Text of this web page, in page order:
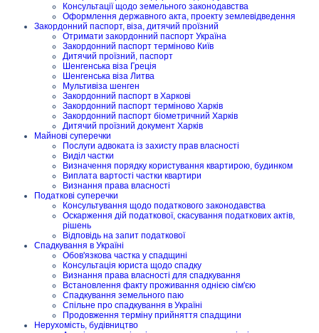
Консультації щодо земельного законодавства
Оформлення державного акта, проекту землевідведення
Закордонний паспорт, віза, дитячий проїзний
Отримати закордонний паспорт Україна
Закордонний паспорт терміново Київ
Дитячий проїзний, паспорт
Шенгенська віза Греція
Шенгенська віза Литва
Мультивіза шенген
Закордонний паспорт в Харкові
Закордонний паспорт терміново Харків
Закордонний паспорт біометричний Харків
Дитячий проїзний документ Харків
Майнові суперечки
Послуги адвоката із захисту прав власності
Виділ частки
Визначення порядку користування квартирою, будинком
Виплата вартості частки квартири
Визнання права власності
Податкові суперечки
Консультування щодо податкового законодавства
Оскарження дій податкової, скасування податкових актів,
рішень
Відповідь на запит податкової
Спадкування в Україні
Обов'язкова частка у спадщині
Консультація юриста щодо спадку
Визнання права власності для спадкування
Встановлення факту проживання однією сім'єю
Спадкування земельного паю
Спільне про спадкування в Україні
Продовження терміну прийняття спадщини
Нерухомість, будівництво